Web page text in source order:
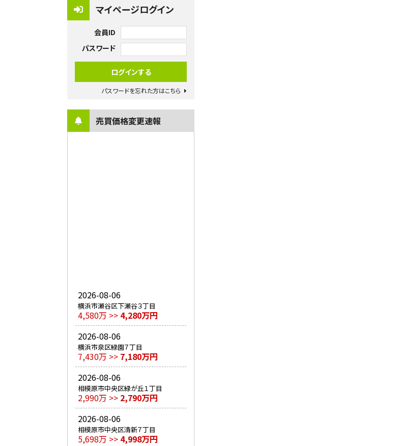
マイページログイン
会員ID
パスワード
パスワードを忘れた方はこちら
売買価格変更速報
2026-08-06
横浜市瀬谷区下瀬谷３丁目
4,580万 >> 4,280万円
2026-08-06
横浜市泉区緑園７丁目
7,430万 >> 7,180万円
2026-08-06
相模原市中央区緑が丘１丁目
2,990万 >> 2,790万円
2026-08-06
相模原市中央区清新７丁目
5,698万 >> 4,998万円